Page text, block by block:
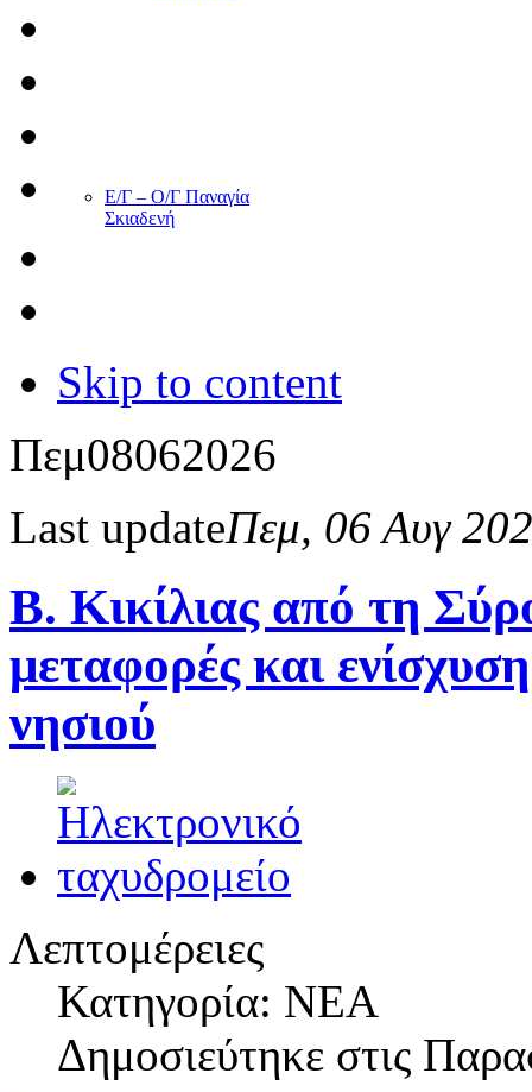
Ε/Γ – Ο/Γ Παναγία
Σκιαδενή
Skip to content
Πεμ08062026
Last updateΠεμ, 06 Αυγ
Β. Κικίλιας από τη
μεταφορές και
νησιού
Λεπτομέρειες
Κατηγορία: ΝΕΑ
Δημοσιεύτηκε στις